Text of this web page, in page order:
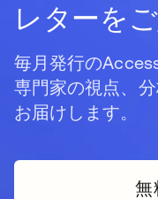
レターを
毎月発行の
専門家の視点、
お届けします。
無